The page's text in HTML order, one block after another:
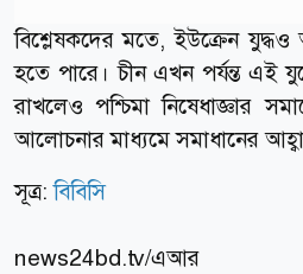
বিশ্লেষকদের মতে, ইউক্রেন
হতে পারে। চীন এখন পর্যন্ত এই
রাখলেও পশ্চিমা নিষেধাজ্ঞার
আলোচনার মাধ্যমে সমাধানের
সূত্র:বিবিসি
news24bd.tv/এআর